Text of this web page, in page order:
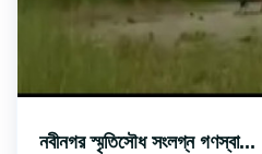
নবীনগর স্মৃতিসৌধ সংলগ্ন গণস্বা...